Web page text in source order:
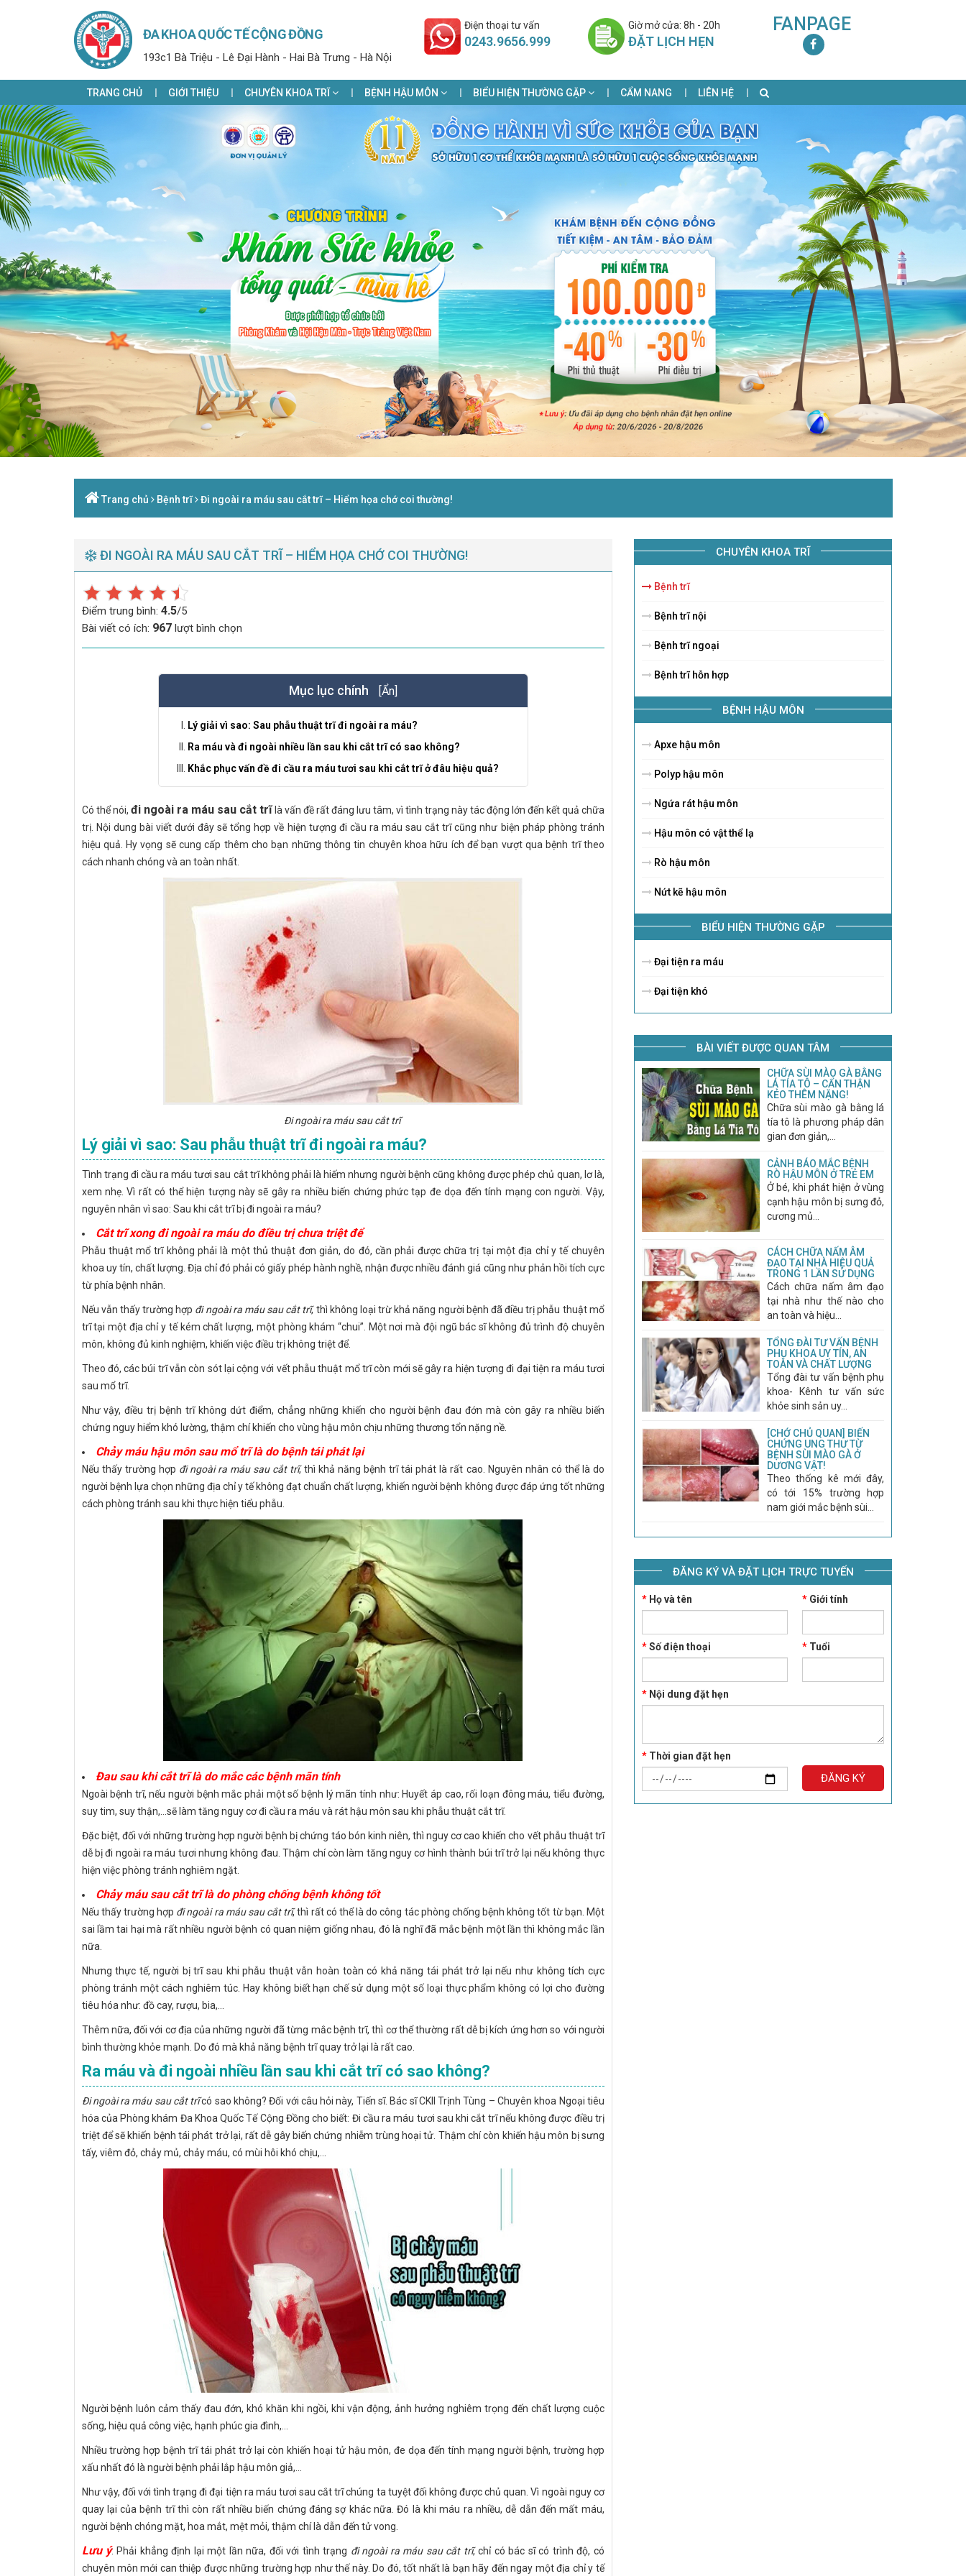
ĐA KHOA QUỐC TẾ CỘNG ĐỒNG
193c1 Bà Triệu - Lê Đại Hành - Hai Bà Trưng - Hà Nội
Điện thoại tư vấn
0243.9656.999
Giờ mở cửa: 8h - 20h
ĐẶT LỊCH HẸN
FANPAGE
TRANG CHỦ GIỚI THIỆU CHUYÊN KHOA TRĨ BỆNH HẬU MÔN BIỂU HIỆN THƯỜNG GẶP CẨM NANG LIÊN HỆ
Trang chủ Bệnh trĩ Đi ngoài ra máu sau cắt trĩ – Hiểm họa chớ coi thường!
ĐI NGOÀI RA MÁU SAU CẮT TRĨ – HIỂM HỌA CHỚ COI THƯỜNG!
Điểm trung bình: 4.5/5
Bài viết có ích: 967lượt bình chọn
Mục lục chính [Ẩn]
Lý giải vì sao: Sau phẫu thuật trĩ đi ngoài ra máu?
Ra máu và đi ngoài nhiều lần sau khi cắt trĩ có sao không?
Khắc phục vấn đề đi cầu ra máu tươi sau khi cắt trĩ ở đâu hiệu quả?
Có thể nói, đi ngoài ra máu sau cắt trĩ là vấn đề rất đáng lưu tâm, vì tình trạng này tác động lớn đến kết quả chữa
trị. Nội dung bài viết dưới đây sẽ tổng hợp về hiện tượng đi cầu ra máu sau cắt trĩ cũng như biện pháp phòng tránh
hiệu quả. Hy vọng sẽ cung cấp thêm cho bạn những thông tin chuyên khoa hữu ích để bạn vượt qua bệnh trĩ theo
cách nhanh chóng và an toàn nhất.
Đi ngoài ra máu sau cắt trĩ
Lý giải vì sao: Sau phẫu thuật trĩ đi ngoài ra máu?
Tình trạng đi cầu ra máu tươi sau cắt trĩ không phải là hiếm nhưng người bệnh cũng không được phép chủ quan, lơ là,
xem nhẹ. Vì rất có thể hiện tượng này sẽ gây ra nhiều biến chứng phức tạp đe dọa đến tính mạng con người. Vậy,
nguyên nhân vì sao: Sau khi cắt trĩ bị đi ngoài ra máu?
Cắt trĩ xong đi ngoài ra máu do điều trị chưa triệt để
Phẫu thuật mổ trĩ không phải là một thủ thuật đơn giản, do đó, cần phải được chữa trị tại một địa chỉ y tế chuyên
khoa uy tín, chất lượng. Địa chỉ đó phải có giấy phép hành nghề, nhận được nhiều đánh giá cũng như phản hồi tích cực
từ phía bệnh nhân.
Nếu vẫn thấy trường hợp đi ngoài ra máu sau cắt trĩ, thì không loại trừ khả năng người bệnh đã điều trị phẫu thuật mổ
trĩ tại một địa chỉ y tế kém chất lượng, một phòng khám “chui”. Một nơi mà đội ngũ bác sĩ không đủ trình độ chuyên
môn, không đủ kinh nghiệm, khiến việc điều trị không triệt để.
Theo đó, các búi trĩ vẫn còn sót lại cộng với vết phẫu thuật mổ trĩ còn mới sẽ gây ra hiện tượng đi đại tiện ra máu tươi
sau mổ trĩ.
Như vậy, điều trị bệnh trĩ không dứt điểm, chẳng những khiến cho người bệnh đau đớn mà còn gây ra nhiều biến
chứng nguy hiểm khó lường, thậm chí khiến cho vùng hậu môn chịu những thương tổn nặng nề.
Chảy máu hậu môn sau mổ trĩ là do bệnh tái phát lại
Nếu thấy trường hợp đi ngoài ra máu sau cắt trĩ, thì khả năng bệnh trĩ tái phát là rất cao. Nguyên nhân có thể là do
người bệnh lựa chọn những địa chỉ y tế không đạt chuẩn chất lượng, khiến người bệnh không được đáp ứng tốt những
cách phòng tránh sau khi thực hiện tiểu phẫu.
Đau sau khi cắt trĩ là do mắc các bệnh mãn tính
Ngoài bệnh trĩ, nếu người bệnh mắc phải một số bệnh lý mãn tính như: Huyết áp cao, rối loạn đông máu, tiểu đường,
suy tim, suy thận,...sẽ làm tăng nguy cơ đi cầu ra máu và rát hậu môn sau khi phẫu thuật cắt trĩ.
Đặc biệt, đối với những trường hợp người bệnh bị chứng táo bón kinh niên, thì nguy cơ cao khiến cho vết phẫu thuật trĩ
dễ bị đi ngoài ra máu tươi nhưng không đau. Thậm chí còn làm tăng nguy cơ hình thành búi trĩ trở lại nếu không thực
hiện việc phòng tránh nghiêm ngặt.
Chảy máu sau cắt trĩ là do phòng chống bệnh không tốt
Nếu thấy trường hợp đi ngoài ra máu sau cắt trĩ, thì rất có thể là do công tác phòng chống bệnh không tốt từ bạn. Một
sai lầm tai hại mà rất nhiều người bệnh có quan niệm giống nhau, đó là nghĩ đã mắc bệnh một lần thì không mắc lần
nữa.
Nhưng thực tế, người bị trĩ sau khi phẫu thuật vẫn hoàn toàn có khả năng tái phát trở lại nếu như không tích cực
phòng tránh một cách nghiêm túc. Hay không biết hạn chế sử dụng một số loại thực phẩm không có lợi cho đường
tiêu hóa như: đồ cay, rượu, bia,...
Thêm nữa, đối với cơ địa của những người đã từng mắc bệnh trĩ, thì cơ thể thường rất dễ bị kích ứng hơn so với người
bình thường khỏe mạnh. Do đó mà khả năng bệnh trĩ quay trở lại là rất cao.
Ra máu và đi ngoài nhiều lần sau khi cắt trĩ có sao không?
Đi ngoài ra máu sau cắt trĩcó sao không? Đối với câu hỏi này, Tiến sĩ. Bác sĩ CKII Trịnh Tùng – Chuyên khoa Ngoại tiêu
hóa của Phòng khám Đa Khoa Quốc Tế Cộng Đồng cho biết: Đi cầu ra máu tươi sau khi cắt trĩ nếu không được điều trị
triệt để sẽ khiến bệnh tái phát trở lại, rất dễ gây biến chứng nhiễm trùng hoại tử. Thậm chí còn khiến hậu môn bị sưng
tấy, viêm đỏ, chảy mủ, chảy máu, có mùi hôi khó chịu,...
Người bệnh luôn cảm thấy đau đớn, khó khăn khi ngồi, khi vận động, ảnh hưởng nghiêm trọng đến chất lượng cuộc
sống, hiệu quả công việc, hạnh phúc gia đình,...
Nhiều trường hợp bệnh trĩ tái phát trở lại còn khiến hoại tử hậu môn, đe dọa đến tính mạng người bệnh, trường hợp
xấu nhất đó là người bệnh phải lắp hậu môn giả,...
Như vậy, đối với tình trạng đi đại tiện ra máu tươi sau cắt trĩ chúng ta tuyệt đối không được chủ quan. Vì ngoài nguy cơ
quay lại của bệnh trĩ thì còn rất nhiều biến chứng đáng sợ khác nữa. Đó là khi máu ra nhiều, dễ dẫn đến mất máu,
người bệnh chóng mặt, hoa mắt, mệt mỏi, thậm chí là dẫn đến tử vong.
Lưu ý: Phải khẳng định lại một lần nữa, đối với tình trạng đi ngoài ra máu sau cắt trĩ, chỉ có bác sĩ có trình độ, có
chuyên môn mới can thiệp được những trường hợp như thế này. Do đó, tốt nhất là bạn hãy đến ngay một địa chỉ y tế
CHUYÊN KHOA TRĨ
Bệnh trĩ
Bệnh trĩ nội
Bệnh trĩ ngoại
Bệnh trĩ hỗn hợp
BỆNH HẬU MÔN
Apxe hậu môn
Polyp hậu môn
Ngứa rát hậu môn
Hậu môn có vật thể lạ
Rò hậu môn
Nứt kẽ hậu môn
BIỂU HIỆN THƯỜNG GẶP
Đại tiện ra máu
Đại tiện khó
BÀI VIẾT ĐƯỢC QUAN TÂM
CHỮA SÙI MÀO GÀ BẰNG
LÁ TÍA TÔ – CẨN THẬN
KẺO THÊM NẶNG!
Chữa sùi mào gà bằng lá
tía tô là phương pháp dân
gian đơn giản,...
CẢNH BÁO MẮC BỆNH
RÒ HẬU MÔN Ở TRẺ EM
Ở bé, khi phát hiện ở vùng
cạnh hậu môn bị sưng đỏ,
cương mủ...
CÁCH CHỮA NẤM ÂM
ĐẠO TẠI NHÀ HIỆU QUẢ
TRONG 1 LẦN SỬ DỤNG
Cách chữa nấm âm đạo
tại nhà như thế nào cho
an toàn và hiệu...
TỔNG ĐÀI TƯ VẤN BỆNH
PHỤ KHOA UY TÍN, AN
TOÀN VÀ CHẤT LƯỢNG
Tổng đài tư vấn bệnh phụ
khoa- Kênh tư vấn sức
khỏe sinh sản uy...
[CHỚ CHỦ QUAN] BIẾN
CHỨNG UNG THƯ TỪ
BỆNH SÙI MÀO GÀ Ở
DƯƠNG VẬT!
Theo thống kê mới đây,
có tới 15% trường hợp
nam giới mắc bệnh sùi...
ĐĂNG KÝ VÀ ĐẶT LỊCH TRỰC TUYẾN
*Họ và tên *Giới tính
*Số điện thoại *Tuổi
*Nội dung đặt hẹn
*Thời gian đặt hẹn
ĐĂNG KÝ